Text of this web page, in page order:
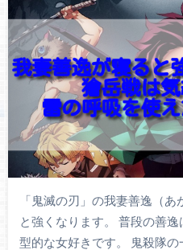
「鬼滅の刃」の我妻善逸（
と強くなります。 普段の善
型的な女好きです。 鬼殺隊